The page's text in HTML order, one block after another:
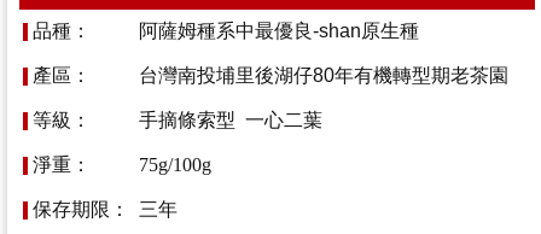
品種： 阿薩姆種系中最優良-shan原生種
產區： 台灣南投埔里後湖仔80年有機轉型期老茶園
等級： 手摘條索型 一心二葉
淨重： 75g/100g
保存期限： 三年